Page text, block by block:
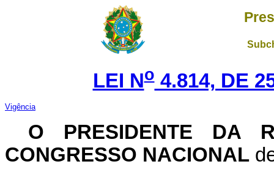
LEI No4.814, DE
Vigência
O PRESIDENTE DA
CONGRESSO NACIONAL